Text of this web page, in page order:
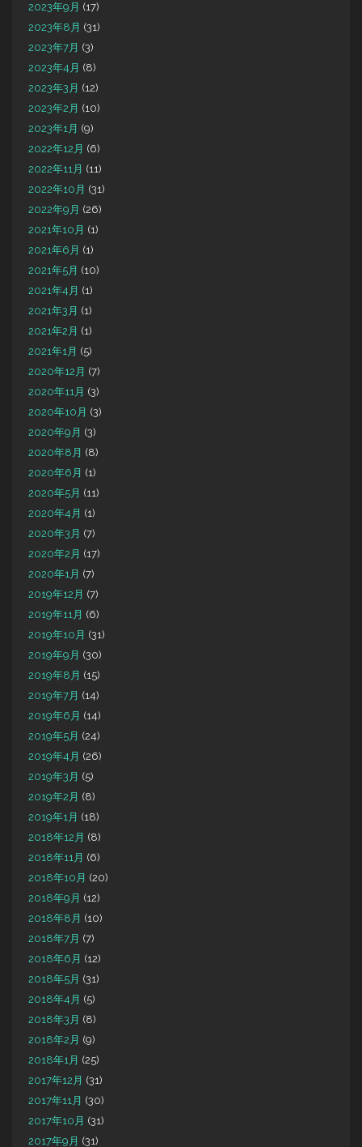
2023年9月 (17)
2023年8月 (31)
2023年7月 (3)
2023年4月 (8)
2023年3月 (12)
2023年2月 (10)
2023年1月 (9)
2022年12月 (6)
2022年11月 (11)
2022年10月 (31)
2022年9月 (26)
2021年10月 (1)
2021年6月 (1)
2021年5月 (10)
2021年4月 (1)
2021年3月 (1)
2021年2月 (1)
2021年1月 (5)
2020年12月 (7)
2020年11月 (3)
2020年10月 (3)
2020年9月 (3)
2020年8月 (8)
2020年6月 (1)
2020年5月 (11)
2020年4月 (1)
2020年3月 (7)
2020年2月 (17)
2020年1月 (7)
2019年12月 (7)
2019年11月 (6)
2019年10月 (31)
2019年9月 (30)
2019年8月 (15)
2019年7月 (14)
2019年6月 (14)
2019年5月 (24)
2019年4月 (26)
2019年3月 (5)
2019年2月 (8)
2019年1月 (18)
2018年12月 (8)
2018年11月 (6)
2018年10月 (20)
2018年9月 (12)
2018年8月 (10)
2018年7月 (7)
2018年6月 (12)
2018年5月 (31)
2018年4月 (5)
2018年3月 (8)
2018年2月 (9)
2018年1月 (25)
2017年12月 (31)
2017年11月 (30)
2017年10月 (31)
2017年9月 (31)